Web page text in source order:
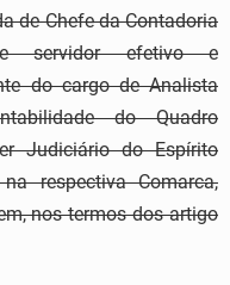
de Chefe da Contadoria
servidor efetivo e
do cargo de Analista
do Quadro
Judiciário do Espírito
respectiva Comarca,
nos termos dos artigo